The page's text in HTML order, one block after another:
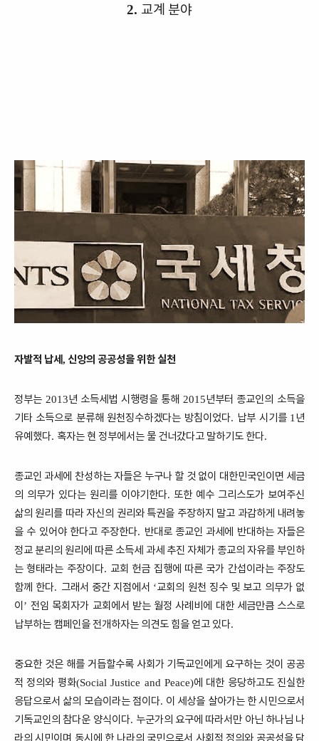
2. 교계 분야
자발적 납세, 신앙의 공공성을 위한 실천
정부는 2013년 소득세법 시행령을 통해 2015년부터 종교인의 소득을
기타 소득으로 분류해 원천징수하겠다는 방침이었다. 납부 시기를 1년
유예했다. 혹자는 현 정부에서는 물 건너갔다고 말하기도 한다.
종교인 과세에 찬성하는 자들은 누구나 할 것 없이 대한민국인이면 세금
의 의무가 있다는 원리를 이야기한다. 또한 예수 그리스도가 보여주신
삶의 원리를 따라 자신의 권리와 특권을 주장하지 말고 과감하게 내려놓
을 수 있어야 한다고 주장한다. 반대로 종교인 과세에 반대하는 자들은
정교 분리의 원리에 따른 소득세 과세 추진 자체가 종교의 자유를 부인하
는 형태라는 주장이다. 교회 헌금 집행에 따른 국가 간섭이라는 주장도
함께 한다. 그래서 중간 지점에서 ‘교회의 원천 징수 및 보고 의무가 없
이 ’전임 목회자가 교회에서 받는 월정 사례비에 대한 세금만큼 스스로
납부하는 캠페인을 전개하자는 의견도 힘을 얻고 있다.
중요한 것은 해를 거듭할수록 사회가 기독교인에게 요구하는 것이 공공
적 정의와 평화(Social Justice and Peace)에 대한 응당하고도 진실한
응답으로서 삶의 모습이라는 점이다. 이 세상을 살아가는 한 시민으로서
기독교인의 참다운 양식이다. 누군가의 요구에 따라서만 아닌 하나님 나
라의 시민이며 동시에 한 나라의 국민으로서 사회적 정의와 공공성을 담